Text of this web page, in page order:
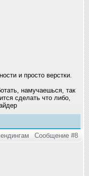
и просто верстки.
намучаешься, так
сделать что либо,
Сообщение #8